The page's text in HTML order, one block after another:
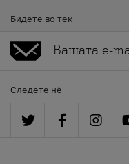
Бидете во тек
Следете нè